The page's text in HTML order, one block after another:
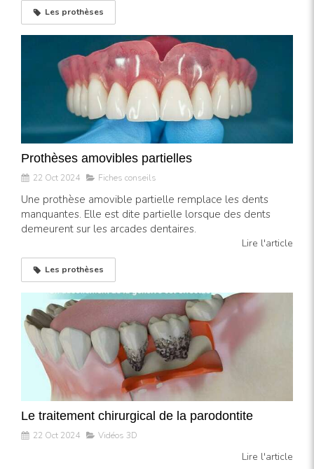
Les prothèses
Prothèses amovibles partielles
22 Oct 2024 Fiches conseils
Une prothèse amovible partielle remplace les dents
manquantes. Elle est dite partielle lorsque des dents
demeurent sur les arcades dentaires.
Lire l'article
Les prothèses
Le traitement chirurgical de la parodontite
22 Oct 2024 Vidéos 3D
Lire l'article